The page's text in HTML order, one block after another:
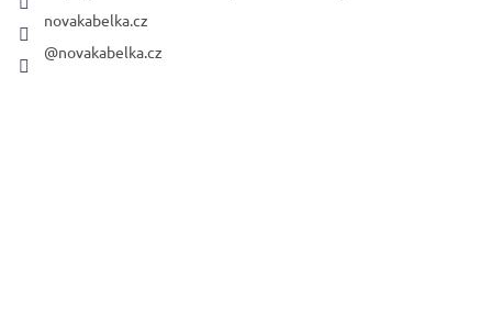
novakabelka.cz
@novakabelka.cz